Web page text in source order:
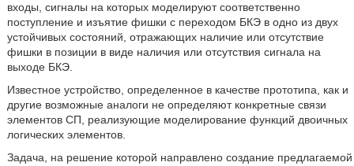
входы, сигналы на которых моделируют соответственно
поступление и изъятие фишки с переходом БКЭ в одно из двух
устойчивых состояний, отражающих наличие или отсутствие
фишки в позиции в виде наличия или отсутствия сигнала на
выходе БКЭ.
Известное устройство, определенное в качестве прототипа, как и
другие возможные аналоги не определяют конкретные связи
элементов СП, реализующие моделирование функций двоичных
логических элементов.
Задача, на решение которой направлено создание предлагаемой